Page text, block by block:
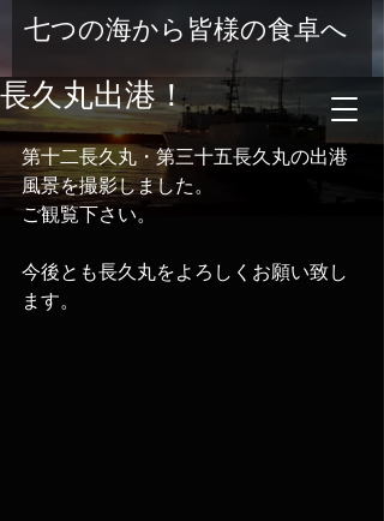
七つの海から皆様の食卓へ
長久丸出港！
第十二長久丸・第三十五長久丸の出港
風景を撮影しました。
ご観覧下さい。
今後とも長久丸をよろしくお願い致し
ます。